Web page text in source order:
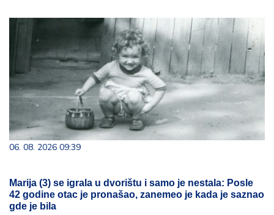
06. 08. 2026 09:39
Marija (3) se igrala u dvorištu i samo je nestala: Posle
42 godine otac je pronašao, zanemeo je kada je saznao
gde je bila